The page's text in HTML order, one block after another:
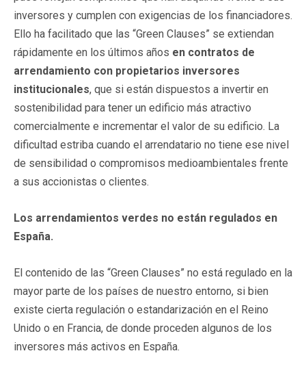
inversores y cumplen con exigencias de los financiadores.
Ello ha facilitado que las “Green Clauses” se extiendan
rápidamente en los últimos años en contratos de
arrendamiento con propietarios inversores
institucionales, que si están dispuestos a invertir en
sostenibilidad para tener un edificio más atractivo
comercialmente e incrementar el valor de su edificio. La
dificultad estriba cuando el arrendatario no tiene ese nivel
de sensibilidad o compromisos medioambientales frente
a sus accionistas o clientes.
Los arrendamientos verdes no están regulados en
España.
El contenido de las “Green Clauses” no está regulado en la
mayor parte de los países de nuestro entorno, si bien
existe cierta regulación o estandarización en el Reino
Unido o en Francia, de donde proceden algunos de los
inversores más activos en España.